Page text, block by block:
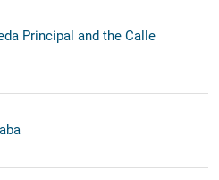
Principal and the Calle